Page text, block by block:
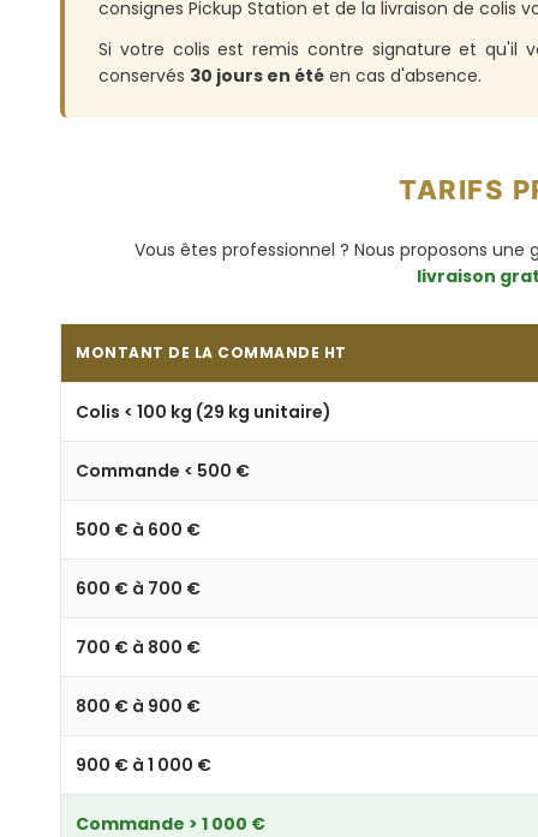
consignes Pickup Station et de la livraison de colis
Si votre colis est remis contre signature et qu'il
conservés 30 jours en été en cas d'absence.
TARIFS
Vous êtes professionnel ? Nous proposons
livraison
MONTANT DE LA COMMANDE HT
Colis < 100 kg (29 kg unitaire)
Commande < 500 €
500 € à 600 €
600 € à 700 €
700 € à 800 €
800 € à 900 €
900 € à 1 000 €
Commande > 1 000 €